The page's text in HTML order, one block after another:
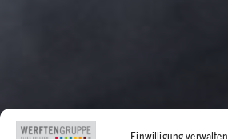
Einwilligung verwalten